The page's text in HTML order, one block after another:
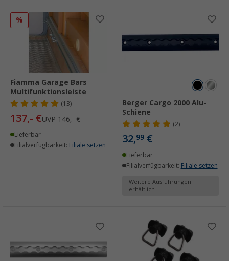
%
Fiamma Garage Bars
Multifunktionsleiste
(13)
137,- €UVP 146,- €
Lieferbar
Filialverfügbarkeit: Filiale setzen
Berger Cargo 2000 Alu-
Schiene
(2)
32,99 €
Lieferbar
Filialverfügbarkeit: Filiale setzen
Weitere Ausführungen
erhältlich